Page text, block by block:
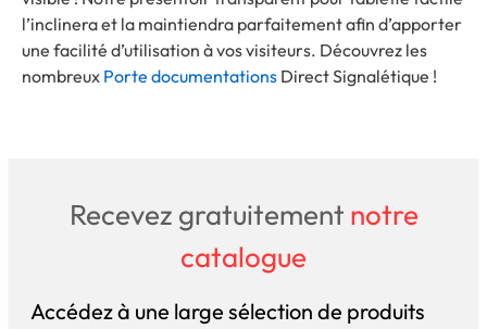
l’inclinera et la maintiendra parfaitement afin d’apporter
une facilité d’utilisation à vos visiteurs. Découvrez les
nombreux Porte documentations Direct Signalétique !
Recevez gratuitement notre
catalogue
Accédez à une large sélection de produits